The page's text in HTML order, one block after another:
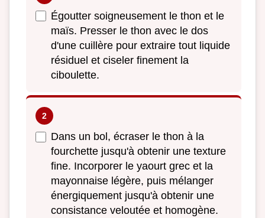
Égoutter soigneusement le thon et le
maïs. Presser le thon avec le dos
d'une cuillère pour extraire tout liquide
résiduel et ciseler finement la
ciboulette.
Dans un bol, écraser le thon à la
fourchette jusqu'à obtenir une texture
fine. Incorporer le yaourt grec et la
mayonnaise légère, puis mélanger
énergiquement jusqu'à obtenir une
consistance veloutée et homogène.